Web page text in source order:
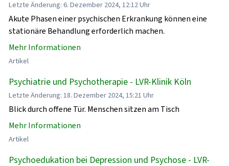
Letzte Änderung: 6. Dezember 2024, 12:12 Uhr
Akute Phasen einer psychischen Erkrankung können eine
stationäre Behandlung erforderlich machen.
Mehr Informationen
Artikel
Psychiatrie und Psychotherapie - LVR-Klinik Köln
Letzte Änderung: 18. Dezember 2024, 15:21 Uhr
Blick durch offene Tür. Menschen sitzen am Tisch
Mehr Informationen
Artikel
Psychoedukation bei Depression und Psychose - LVR-